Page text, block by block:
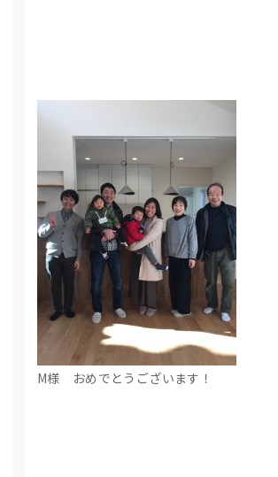
M様 おめでとうございます！